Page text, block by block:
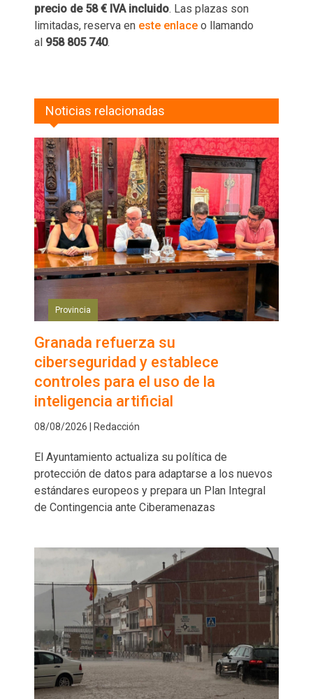
precio de 58 € IVA incluido. Las plazas son
limitadas, reserva en este enlace o llamando
al 958 805 740.
Noticias relacionadas
Provincia
Granada refuerza su
ciberseguridad y establece
controles para el uso de la
inteligencia artificial
08/08/2026 | Redacción
El Ayuntamiento actualiza su política de
protección de datos para adaptarse a los nuevos
estándares europeos y prepara un Plan Integral
de Contingencia ante Ciberamenazas